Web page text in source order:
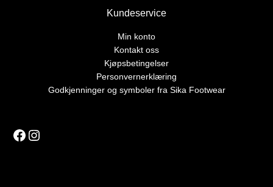
Kundeservice
Min konto
Kontakt oss
Kjøpsbetingelser
Personvernerklæring
Godkjenninger og symboler fra Sika Footwear
Facebook
Instagram